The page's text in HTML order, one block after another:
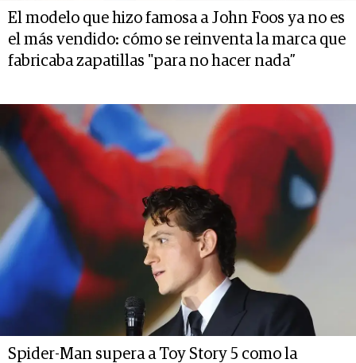
El modelo que hizo famosa a John Foos ya no es
el más vendido: cómo se reinventa la marca que
fabricaba zapatillas "para no hacer nada”
Spider-Man supera a Toy Story 5 como la